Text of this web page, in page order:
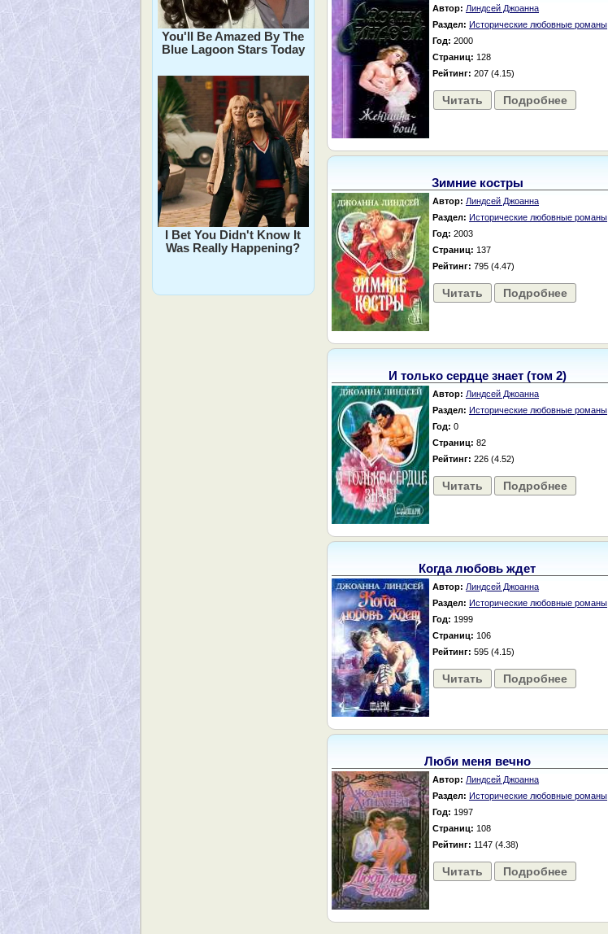
You'll Be Amazed By The
Blue Lagoon Stars Today
I Bet You Didn't Know It
Was Really Happening?
Автор: Линдсей Джоанна
Раздел: Исторические любовные романы
Год: 2000
Страниц: 128
Рейтинг: 207 (4.15)
Читать Подробнее
Зимние костры
Автор: Линдсей Джоанна
Раздел: Исторические любовные романы
Год: 2003
Страниц: 137
Рейтинг: 795 (4.47)
Читать Подробнее
И только сердце знает (том 2)
Автор: Линдсей Джоанна
Раздел: Исторические любовные романы
Год: 0
Страниц: 82
Рейтинг: 226 (4.52)
Читать Подробнее
Когда любовь ждет
Автор: Линдсей Джоанна
Раздел: Исторические любовные романы
Год: 1999
Страниц: 106
Рейтинг: 595 (4.15)
Читать Подробнее
Люби меня вечно
Автор: Линдсей Джоанна
Раздел: Исторические любовные романы
Год: 1997
Страниц: 108
Рейтинг: 1147 (4.38)
Читать Подробнее